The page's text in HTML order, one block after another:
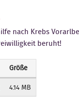
nach Krebs
beruht!
Größe
4.14 MB